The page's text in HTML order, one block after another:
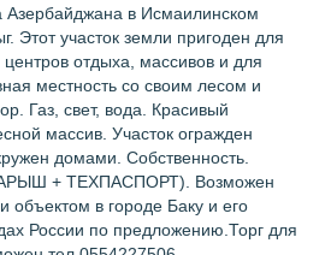
Азербайджана в Исмаилинском
Этот участок земли пригоден для
центров отдыха, массивов и для
местность со своим лесом и
Газ, свет, вода. Красивый
массив. Участок огражден
домами. Собственность.
+ ТЕХПАСПОРТ). Возможен
объектом в городе Баку и его
России по предложению.Торг для